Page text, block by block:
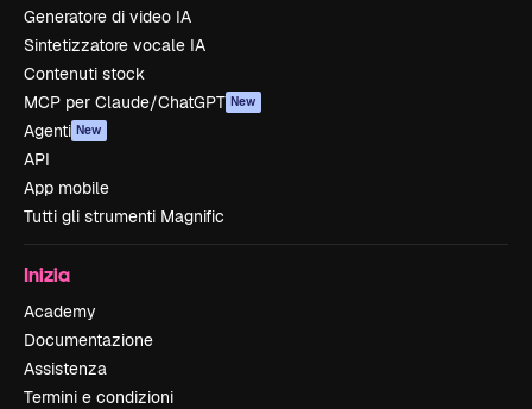
Generatore di video IA
Sintetizzatore vocale IA
Contenuti stock
MCP per Claude/ChatGPT New
Agenti New
API
App mobile
Tutti gli strumenti Magnific
Inizia
Academy
Documentazione
Assistenza
Termini e condizioni